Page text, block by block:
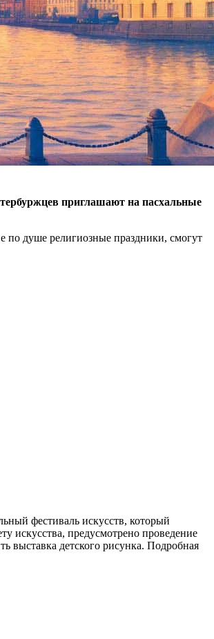
приглашают на пасхальные
душе религиозные праздники, смогут
фестиваль искусств, который
искусства, предусмотрено проведение
выставка детского рисунка. Подробная